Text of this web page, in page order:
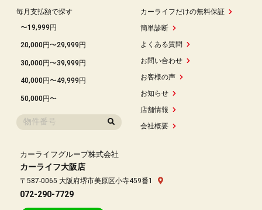
毎月支払額で探す
〜19,999円
20,000円〜29,999円
30,000円〜39,999円
40,000円〜49,999円
50,000円〜
カーライフだけの無料保証
簡単診断
よくある質問
お問い合わせ
お客様の声
お知らせ
店舗情報
会社概要
カーライフグループ株式会社
カーライフ大阪店
〒587-0065 大阪府堺市美原区小寺459番1
072-290-7729